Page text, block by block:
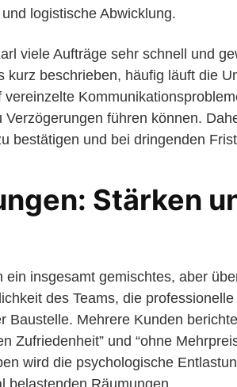
logistische Abwicklung.
viele Aufträge sehr schnell und
kurz beschrieben, häufig läuft die
führen können.
bestätigen und bei dringenden
Stärken
insgesamt gemischtes, aber
des Teams, die
Baustelle. Mehrere Kunden
Zufriedenheit” und “ohne
wird die psychologische
belastenden Räumungen.